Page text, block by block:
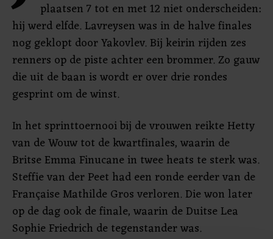
plaatsen 7 tot en met 12 niet onderscheiden:
hij werd elfde. Lavreysen was in de halve finales
nog geklopt door Yakovlev. Bij keirin rijden zes
renners op de piste achter een brommer. Zo gauw
die uit de baan is wordt er over drie rondes
gesprint om de winst.
In het sprinttoernooi bij de vrouwen reikte Hetty
van de Wouw tot de kwartfinales, waarin de
Britse Emma Finucane in twee heats te sterk was.
Steffie van der Peet had een ronde eerder van de
Française Mathilde Gros verloren. Die won later
op de dag ook de finale, waarin de Duitse Lea
Sophie Friedrich de tegenstander was.